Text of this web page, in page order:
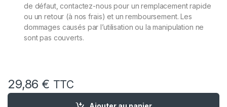
de défaut, contactez-nous pour un remplacement rapide
ou un retour (à nos frais) et un remboursement. Les
dommages causés par l’utilisation ou la manipulation ne
sont pas couverts.
29,86 € TTC
quantité de Ecran Complet Remplacement pour Huawei P